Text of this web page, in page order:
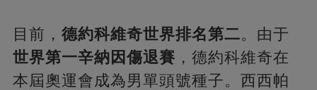
目前， 德約科維奇世界排名第二。由于
世界第一辛納因傷退賽 ，德約科維奇在
本屆奧運會成為男單頭號種子。西西帕